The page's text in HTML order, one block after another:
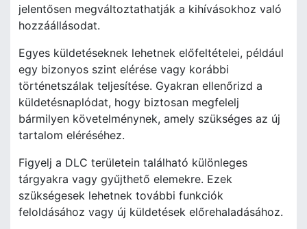
jelentősen megváltoztathatják a kihívásokhoz való
hozzáállásodat.
Egyes küldetéseknek lehetnek előfeltételei, például
egy bizonyos szint elérése vagy korábbi
történetszálak teljesítése. Gyakran ellenőrizd a
küldetésnaplódat, hogy biztosan megfelelj
bármilyen követelménynek, amely szükséges az új
tartalom eléréséhez.
Figyelj a DLC területein található különleges
tárgyakra vagy gyűjthető elemekre. Ezek
szükségesek lehetnek további funkciók
feloldásához vagy új küldetések előrehaladásához.